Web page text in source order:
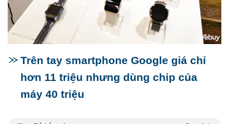
Trên tay smartphone Google giá chỉ
hơn 11 triệu nhưng dùng chip của
máy 40 triệu